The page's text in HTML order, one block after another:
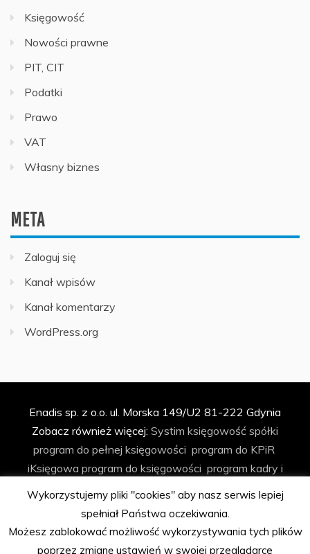
Księgowość
Nowości prawne
PIT, CIT
Podatki
Prawo
VAT
Własny biznes
META
Zaloguj się
Kanał wpisów
Kanał komentarzy
WordPress.org
Enadis sp. z o.o. ul. Morska 149/U2 81-222 Gdynia
Zobacz również więcej: Systim księgowość spółki
program do pełnej księgowości program do KPiR
iKsięgowa program do księgowości program kadry i
księgowość spółki z o.o.
biuro rachunkowe
biura rachunkowego
automatyzacja księgowości
program Podatkowa Książka Przychodów i Rozchodów
Wykorzystujemy pliki "cookies" aby nasz serwis lepiej
spełniał Państwa oczekiwania.
Możesz zablokować możliwość wykorzystywania tych plików
poprzez zmianę ustawień w swojej przeglądarce